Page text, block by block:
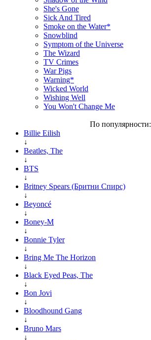
She's Gone
Sick And Tired
Smoke on the Water*
Snowblind
Symptom of the Universe
The Wizard
TV Crimes
War Pigs
Warning*
Wicked World
Wishing Well
You Won't Change Me
По популярности:
Billie Eilish
↓
Beatles, The
↓
BTS
↓
Britney Spears (Бритни Спирс)
↓
Beyoncé
↓
Boney-M
↓
Bonnie Tyler
↓
Bring Me The Horizon
↓
Black Eyed Peas, The
↓
Bon Jovi
↓
Bloodhound Gang
↓
Bruno Mars
↓